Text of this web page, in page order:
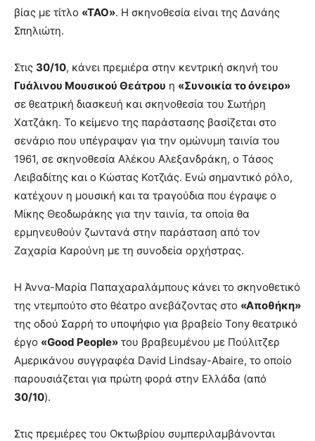
βίας με τίτλο «ΤΑΟ». Η σκηνοθεσία είναι της Δανάης
Σπηλιώτη.
Στις 30/10, κάνει πρεμιέρα στην κεντρική σκηνή του
Γυάλινου Μουσικού Θεάτρου η «Συνοικία το όνειρο»
σε θεατρική διασκευή και σκηνοθεσία του Σωτήρη
Χατζάκη. Το κείμενο της παράστασης βασίζεται στο
σενάριο που υπέγραψαν για την ομώνυμη ταινία του
1961, σε σκηνοθεσία Αλέκου Αλεξανδράκη, ο Τάσος
Λειβαδίτης και ο Κώστας Κοτζιάς. Ενώ σημαντικό ρόλο,
κατέχουν η μουσική και τα τραγούδια που έγραψε ο
Μίκης Θεοδωράκης για την ταινία, τα οποία θα
ερμηνευθούν ζωντανά στην παράσταση από τον
Ζαχαρία Καρούνη με τη συνοδεία ορχήστρας.
Η Άννα-Μαρία Παπαχαραλάμπους κάνει το σκηνοθετικό
της ντεμπούτο στο θέατρο ανεβάζοντας στο «Αποθήκη»
της οδού Σαρρή το υποψήφιο για βραβείο Tony θεατρικό
έργο «Good People» του βραβευμένου με Πούλιτζερ
Αμερικάνου συγγραφέα David Lindsay-Abaire, το οποίο
παρουσιάζεται για πρώτη φορά στην Ελλάδα (από
30/10).
Στις πρεμιέρες του Οκτωβρίου συμπεριλαμβάνονται